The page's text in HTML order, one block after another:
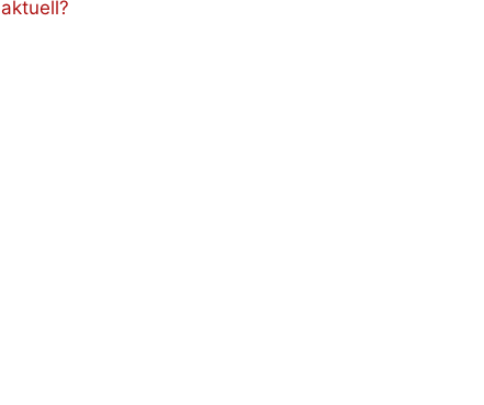
aktuell?